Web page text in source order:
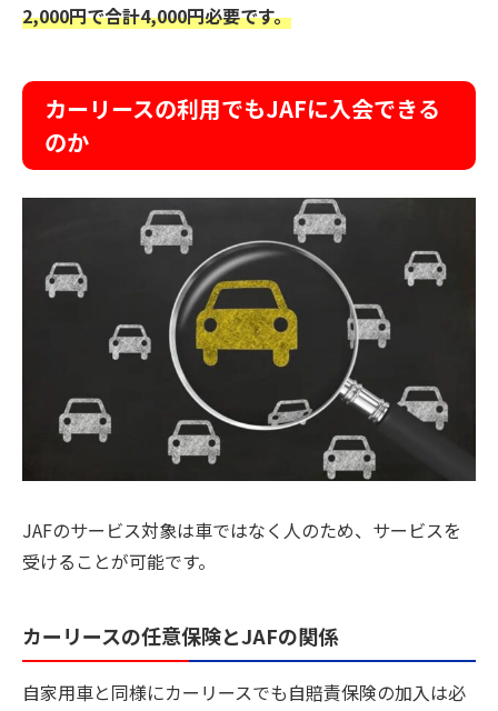
2,000円で合計4,000円必要です。
カーリースの利用でもJAFに入会できる
のか
JAFのサービス対象は車ではなく人のため、サービスを
受けることが可能です。
カーリースの任意保険とJAFの関係
自家用車と同様にカーリースでも自賠責保険の加入は必